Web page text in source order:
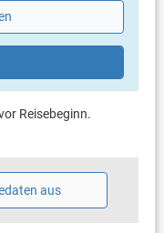
Reisebeginn.
aus